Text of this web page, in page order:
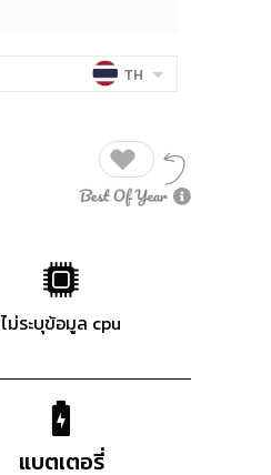
TH
ไม่ระบุข้อมูล cpu
แบตเตอรี่